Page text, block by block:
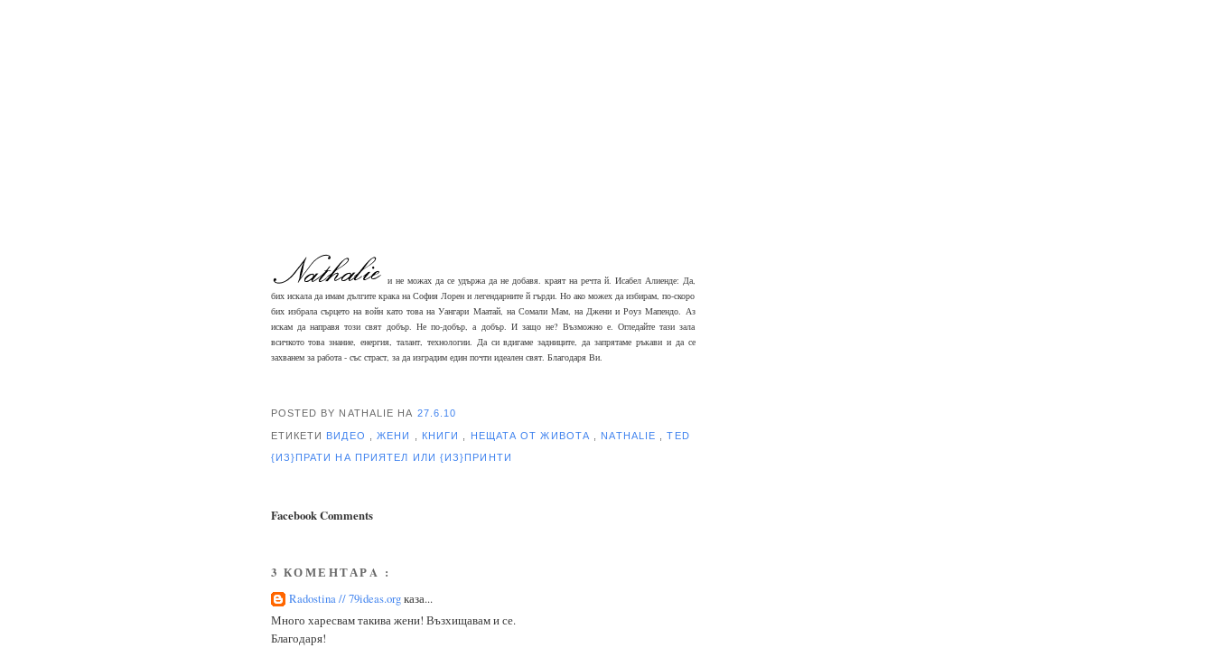
и не можах да се удържа да не добавя. краят на речта й. Исабел Алиенде: Да,
бих искала да имам дългите крака на София Лорен и легендарните й гърди. Но ако можех да избирам, по-скоро
бих избрала сърцето на войн като това на Уангари Маатай, на Сомали Мам, на Джени и Роуз Мапендо. Аз
искам да направя този свят добър. Не по-добър, а добър. И защо не? Възможно е. Огледайте тази зала
всичкото това знание, енергия, талант, технологии. Да си вдигаме задниците, да запрятаме ръкави и да се
захванем за работа - със страст, за да изградим един почти идеален свят. Благодаря Ви.
POSTED BY NATHALIE НА 27.6.10
ЕТИКЕТИ ВИДЕО ,ЖЕНИ КНИГИ НЕЩАТА ОТ ЖИВОТА NATHALIE ,TED
{ИЗ}ПРАТИ НА ПРИЯТЕЛ ИЛИ {ИЗ}ПРИНТИ
Facebook Comments
3 КОМЕНТАРA :
Radostina // 79ideas.orgказа...
Много харесвам такива жени! Възхищавам и се.
Благодаря!